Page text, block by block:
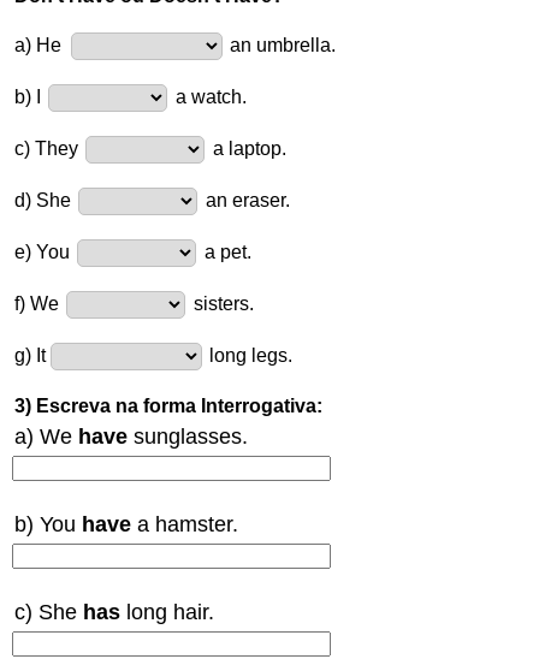
a) He an umbrella.
b) I a watch.
c) They a laptop.
d) She an eraser.
e) You a pet.
f) We sisters.
g) It long legs.
3) Escreva na forma Interrogativa:
a) We have sunglasses.
b) You have a hamster.
c) She has long hair.